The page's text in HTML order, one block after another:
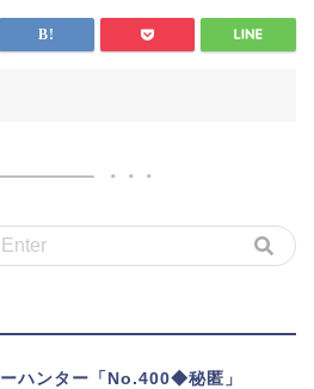
ハンター「No.400◆秘匿」